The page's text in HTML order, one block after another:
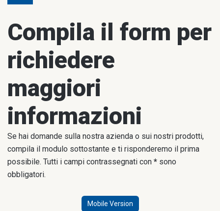
Compila il form per
richiedere
maggiori
informazioni
Se hai domande sulla nostra azienda o sui nostri prodotti,
compila il modulo sottostante e ti risponderemo il prima
possibile. Tutti i campi contrassegnati con * sono
obbligatori.
Mobile Version